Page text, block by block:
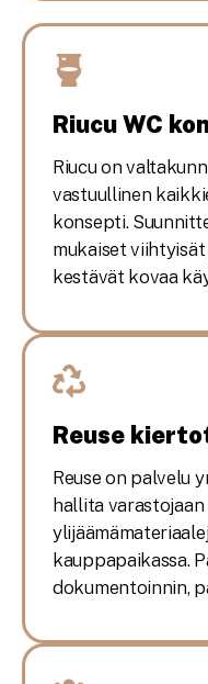
Riucu WC
Riucu on
vastuullinen
konsepti.
mukaiset
kestävät kovaa
Reuse
Reuse on palvelu
hallita
kauppapaikassa.
dokumentoinnin,